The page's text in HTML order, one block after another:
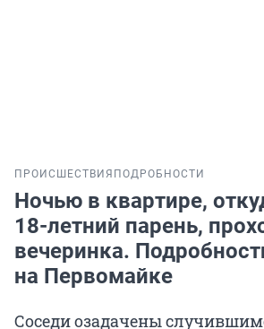
ПРОИСШЕСТВИЯ ПОДРОБНОСТИ
Ночью в квартире,
18-летний парень,
вечеринка.
на Первомайке
Соседи озадачены